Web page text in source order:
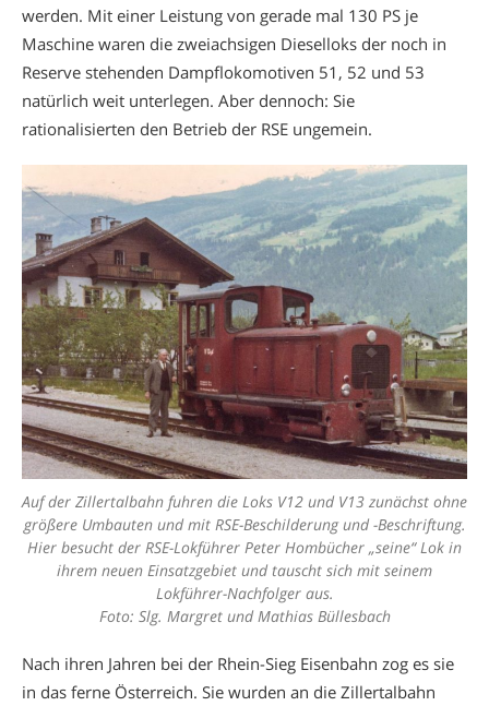
werden. Mit einer Leistung von gerade mal 130 PS je
Maschine waren die zweiachsigen Dieselloks der noch in
Reserve stehenden Dampflokomotiven 51, 52 und 53
natürlich weit unterlegen. Aber dennoch: Sie
rationalisierten den Betrieb der RSE ungemein.
Auf der Zillertalbahn fuhren die Loks V12 und V13 zunächst ohne
größere Umbauten und mit RSE-Beschilderung und -Beschriftung.
Hier besucht der RSE-Lokführer Peter Hombücher „seine“ Lok in
ihrem neuen Einsatzgebiet und tauscht sich mit seinem
Lokführer-Nachfolger aus.
Foto: Slg. Margret und Mathias Büllesbach
Nach ihren Jahren bei der Rhein-Sieg Eisenbahn zog es sie
in das ferne Österreich. Sie wurden an die Zillertalbahn